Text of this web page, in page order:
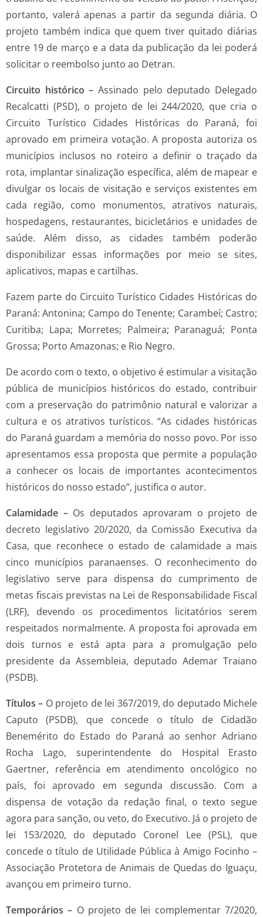
portanto, valerá apenas a partir da segunda diária. O
projeto também indica que quem tiver quitado diárias
entre 19 de março e a data da publicação da lei poderá
solicitar o reembolso junto ao Detran.
Circuito histórico – Assinado pelo deputado Delegado
Recalcatti (PSD), o projeto de lei 244/2020, que cria o
Circuito Turístico Cidades Históricas do Paraná, foi
aprovado em primeira votação. A proposta autoriza os
municípios inclusos no roteiro a definir o traçado da
rota, implantar sinalização específica, além de mapear e
divulgar os locais de visitação e serviços existentes em
cada região, como monumentos, atrativos naturais,
hospedagens, restaurantes, bicicletários e unidades de
saúde. Além disso, as cidades também poderão
disponibilizar essas informações por meio se sites,
aplicativos, mapas e cartilhas.
Fazem parte do Circuito Turístico Cidades Históricas do
Paraná: Antonina; Campo do Tenente; Carambeí; Castro;
Curitiba; Lapa; Morretes; Palmeira; Paranaguá; Ponta
Grossa; Porto Amazonas; e Rio Negro.
De acordo com o texto, o objetivo é estimular a visitação
pública de municípios históricos do estado, contribuir
com a preservação do patrimônio natural e valorizar a
cultura e os atrativos turísticos. “As cidades históricas
do Paraná guardam a memória do nosso povo. Por isso
apresentamos essa proposta que permite a população
a conhecer os locais de importantes acontecimentos
históricos do nosso estado”, justifica o autor.
Calamidade –Os deputados aprovaram o projeto de
decreto legislativo 20/2020, da Comissão Executiva da
Casa, que reconhece o estado de calamidade a mais
cinco municípios paranaenses. O reconhecimento do
legislativo serve para dispensa do cumprimento de
metas fiscais previstas na Lei de Responsabilidade Fiscal
(LRF), devendo os procedimentos licitatórios serem
respeitados normalmente. A proposta foi aprovada em
dois turnos e está apta para a promulgação pelo
presidente da Assembleia, deputado Ademar Traiano
(PSDB).
Títulos – O projeto de lei 367/2019, do deputado Michele
Caputo (PSDB), que concede o título de Cidadão
Benemérito do Estado do Paraná ao senhor Adriano
Rocha Lago, superintendente do Hospital Erasto
Gaertner, referência em atendimento oncológico no
país, foi aprovado em segunda discussão. Com a
dispensa de votação da redação final, o texto segue
agora para sanção, ou veto, do Executivo. Já o projeto de
lei 153/2020, do deputado Coronel Lee (PSL), que
concede o título de Utilidade Pública à Amigo Focinho –
Associação Protetora de Animais de Quedas do Iguaçu,
avançou em primeiro turno.
Temporários – O projeto de lei complementar 7/2020,